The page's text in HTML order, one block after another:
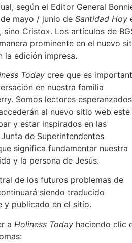
según el Editor General
mayo / junio de Santidad Hoy
Cristo». Los artículos de
prominente en el nuevo
la edición impresa.
Today cree que es
en nuestra familia
Somos lectores esperanzados
al nuevo sitio web este
y estar inspirados en las
de Superintendentes
significa fundamentar nuestra
y la persona de Jesús.
de los futuros problemas de
siendo traducido
y publicado en el sitio.
a Holiness Today haciendo clic